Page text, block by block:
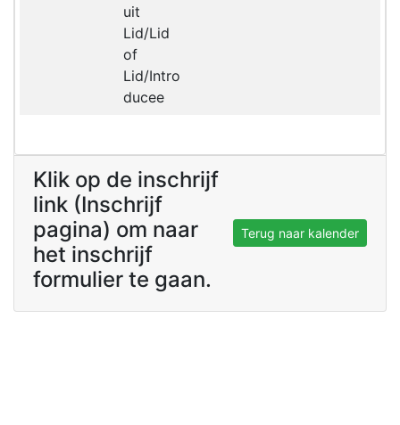
uit
Lid/Lid
of
Lid/Intro
ducee
Klik op de inschrijf
link (Inschrijf
pagina) om naar
het inschrijf
formulier te gaan.
Terug naar kalender